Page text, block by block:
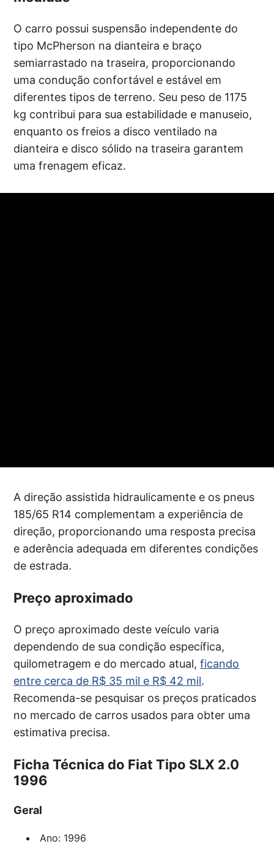
O carro possui suspensão independente do
tipo McPherson na dianteira e braço
semiarrastado na traseira, proporcionando
uma condução confortável e estável em
diferentes tipos de terreno. Seu peso de 1175
kg contribui para sua estabilidade e manuseio,
enquanto os freios a disco ventilado na
dianteira e disco sólido na traseira garantem
uma frenagem eficaz.
A direção assistida hidraulicamente e os pneus
185/65 R14 complementam a experiência de
direção, proporcionando uma resposta precisa
e aderência adequada em diferentes condições
de estrada.
Preço aproximado
O preço aproximado deste veículo varia
dependendo de sua condição específica,
quilometragem e do mercado atual,ficando
entre cerca de R$ 35 mil e R$ 42 mil.
Recomenda-se pesquisar os preços praticados
no mercado de carros usados para obter uma
estimativa precisa.
Ficha Técnica do Fiat Tipo SLX 2.0
1996
Geral
Ano: 1996